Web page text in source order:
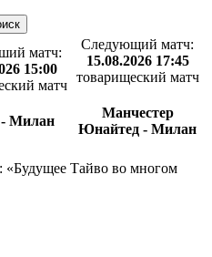
матч:
15:00
матч
Милан
Следующий матч:
15.08.2026 17:45
товарищеский матч
Манчестер
Юнайтед - Милан
«Будущее Тайво во многом